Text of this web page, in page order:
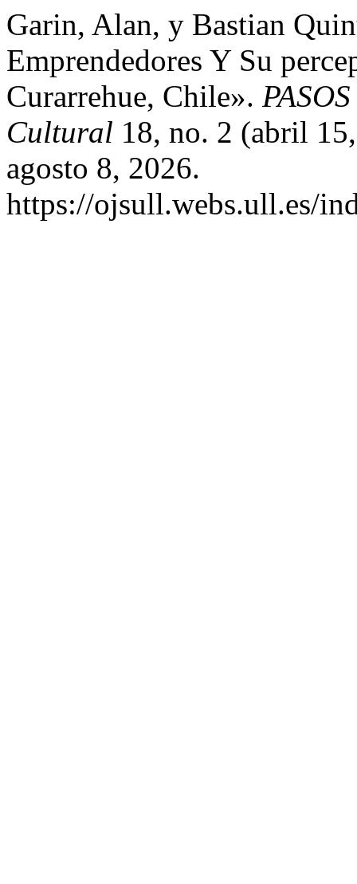
Garin, Alan, y Bastian
Emprendedores Y Su
Curarrehue, Chile».
Cultural 18, no. 2 (abril
agosto 8, 2026.
https://ojsull.webs.ull.es/